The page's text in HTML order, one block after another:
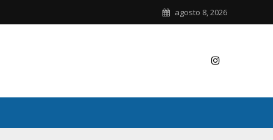
agosto 8, 2026